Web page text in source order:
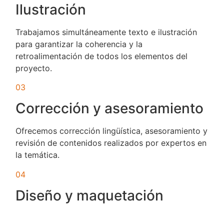
Ilustración
Trabajamos simultáneamente texto e ilustración
para garantizar la coherencia y la
retroalimentación de todos los elementos del
proyecto.
03
Corrección y asesoramiento
Ofrecemos corrección lingüística, asesoramiento y
revisión de contenidos realizados por expertos en
la temática.
04
Diseño y maquetación